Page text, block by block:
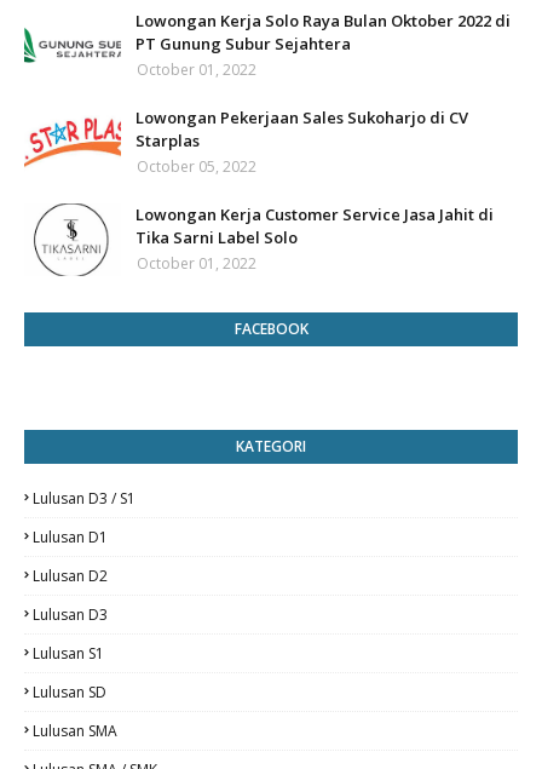
Lowongan Kerja Solo Raya Bulan Oktober 2022 di
PT Gunung Subur Sejahtera
October 01, 2022
Lowongan Pekerjaan Sales Sukoharjo di CV
Starplas
October 05, 2022
Lowongan Kerja Customer Service Jasa Jahit di
Tika Sarni Label Solo
October 01, 2022
FACEBOOK
KATEGORI
Lulusan D3 / S1
Lulusan D1
Lulusan D2
Lulusan D3
Lulusan S1
Lulusan SD
Lulusan SMA